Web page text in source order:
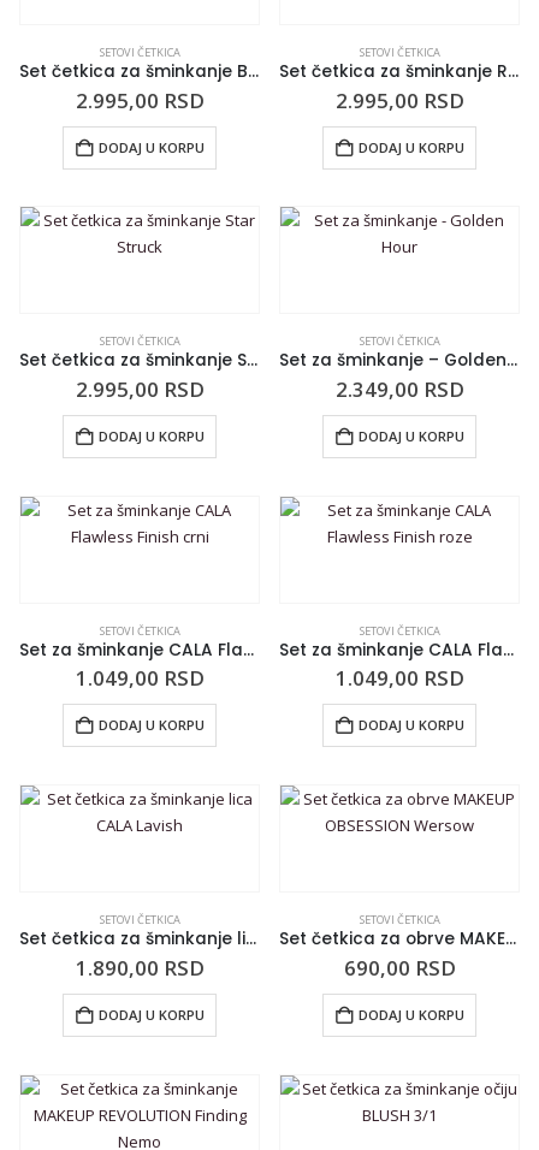
SETOVI ČETKICA
Set četkica za šminkanje Beauty Queen
2.995,00 RSD
DODAJ U KORPU
SETOVI ČETKICA
Set četkica za šminkanje Rose Dream
2.995,00 RSD
DODAJ U KORPU
SETOVI ČETKICA
Set četkica za šminkanje Star Struck
2.995,00 RSD
DODAJ U KORPU
SETOVI ČETKICA
Set za šminkanje – Golden Hour
2.349,00 RSD
DODAJ U KORPU
SETOVI ČETKICA
Set za šminkanje CALA Flawless Finish crni
1.049,00 RSD
DODAJ U KORPU
SETOVI ČETKICA
Set za šminkanje CALA Flawless Finish roze
1.049,00 RSD
DODAJ U KORPU
SETOVI ČETKICA
Set četkica za šminkanje lica CALA Lavish
1.890,00 RSD
DODAJ U KORPU
SETOVI ČETKICA
Set četkica za obrve MAKEUP OBSESSION Wersow
690,00 RSD
DODAJ U KORPU